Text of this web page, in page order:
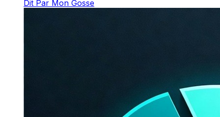
Dit Par Mon Gosse